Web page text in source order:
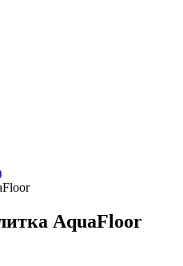
AquaFloor